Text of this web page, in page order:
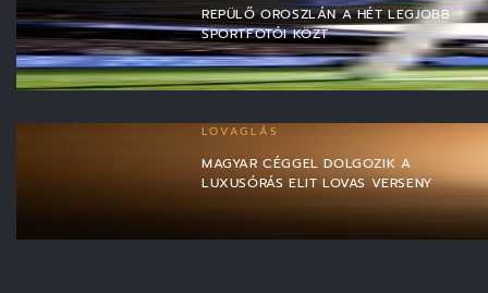
REPÜLŐ OROSZLÁN A HÉT LEGJOBB
SPORTFOTÓI KÖZT
LOVAGLÁS
MAGYAR CÉGGEL DOLGOZIK A
LUXUSÓRÁS ELIT LOVAS VERSENY